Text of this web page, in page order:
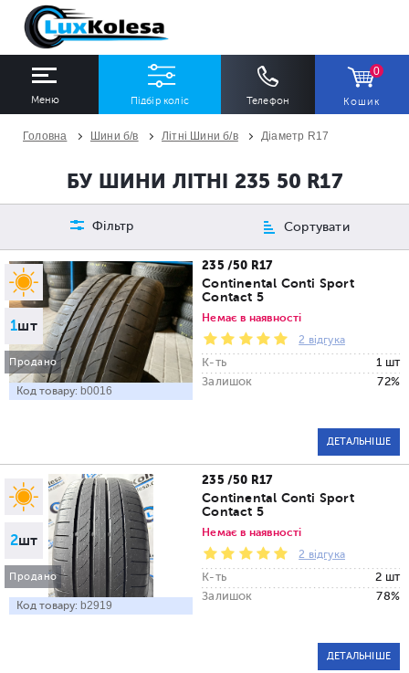
Меню Підбір коліс Телефон
0
Кошик
Всі Всі
Діаметр
Всі
Сезон
Всі
Кількість
Всі
ПІДІБРАТИ
Головна Шини б/в Літні Шини б/в Діаметр R17
БУ ШИНИ ЛІТНІ 235 50 R17
Фільтр Сортувати
1шт
Продано
Код товару: b0016
235 /50 R17
Continental Conti Sport
Contact 5
Немає в наявності
2 відгука
К-ть
1 шт
Залишок
72%
ДЕТАЛЬНІШЕ
2шт
Продано
Код товару: b2919
235 /50 R17
Continental Conti Sport
Contact 5
Немає в наявності
2 відгука
К-ть
2 шт
Залишок
78%
ДЕТАЛЬНІШЕ